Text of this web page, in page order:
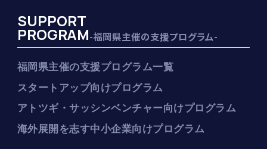
SUPPORT
PROGRAM-福岡県主催の支援プログラム-
福岡県主催の支援プログラム一覧
スタートアップ向けプログラム
アトツギ・サッシンベンチャー向けプログラム
海外展開を志す中小企業向けプログラム